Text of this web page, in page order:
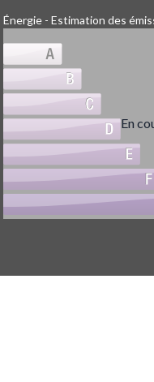
Énergie - Estimation des
En